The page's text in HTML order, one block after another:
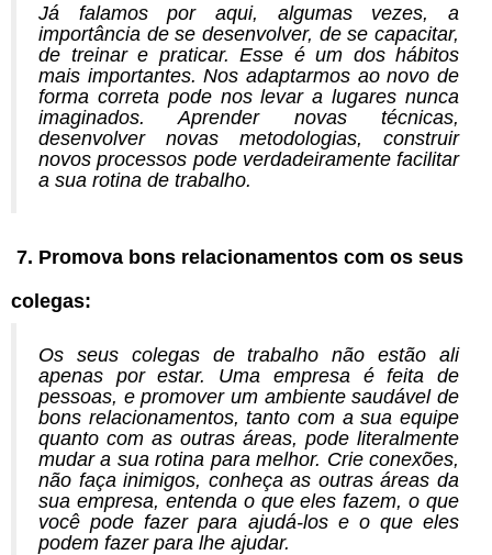
Já falamos por aqui, algumas vezes, a
importância de se desenvolver, de se capacitar,
de treinar e praticar. Esse é um dos hábitos
mais importantes. Nos adaptarmos ao novo de
forma correta pode nos levar a lugares nunca
imaginados. Aprender novas técnicas,
desenvolver novas metodologias, construir
novos processos pode verdadeiramente facilitar
a sua rotina de trabalho.
7. Promova bons relacionamentos com os seus
colegas:
Os seus colegas de trabalho não estão ali
apenas por estar. Uma empresa é feita de
pessoas, e promover um ambiente saudável de
bons relacionamentos, tanto com a sua equipe
quanto com as outras áreas, pode literalmente
mudar a sua rotina para melhor. Crie conexões,
não faça inimigos, conheça as outras áreas da
sua empresa, entenda o que eles fazem, o que
você pode fazer para ajudá-los e o que eles
podem fazer para lhe ajudar.